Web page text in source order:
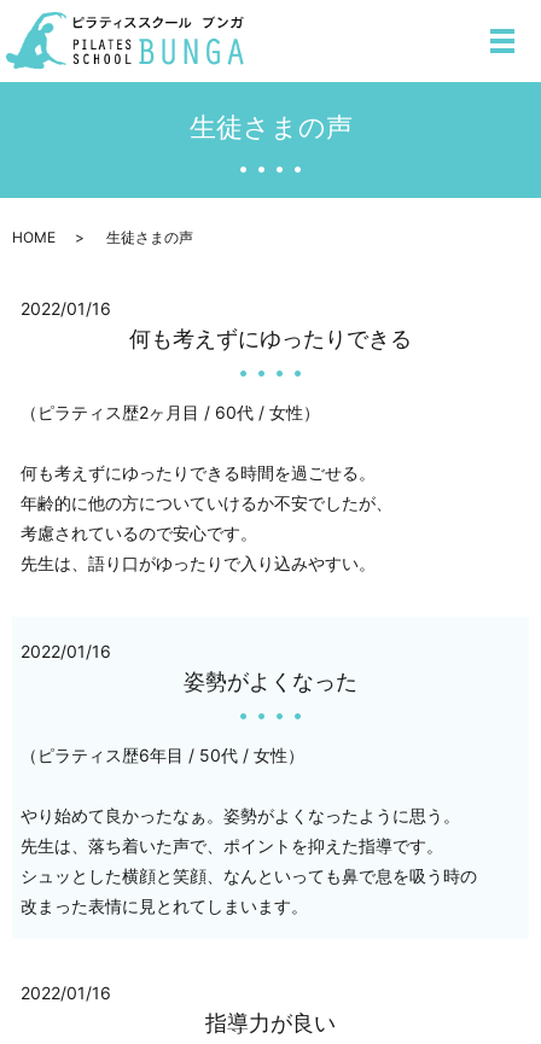
メ
生徒さまの声
HOME 生徒さまの声
2022/01/16
何も考えずにゆったりできる
（ピラティス歴2ヶ月目 / 60代 / 女性）
何も考えずにゆったりできる時間を過ごせる。
年齢的に他の方についていけるか不安でしたが、
考慮されているので安心です。
先生は、語り口がゆったりで入り込みやすい。
2022/01/16
姿勢がよくなった
（ピラティス歴6年目 / 50代 / 女性）
やり始めて良かったなぁ。姿勢がよくなったように思う。
先生は、落ち着いた声で、ポイントを抑えた指導です。
シュッとした横顔と笑顔、なんといっても鼻で息を吸う時の
改まった表情に見とれてしまいます。
2022/01/16
指導力が良い